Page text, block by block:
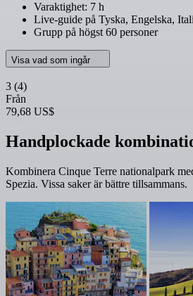
Varaktighet: 7 h
Live-guide på Tyska, Engelska,
Grupp på högst 60 personer
Visa vad som ingår
3 (4)
Från
79,68 US$
Handplockade
Kombinera Cinque Terre nationalpark
Spezia. Vissa saker är bättre tillsammans.